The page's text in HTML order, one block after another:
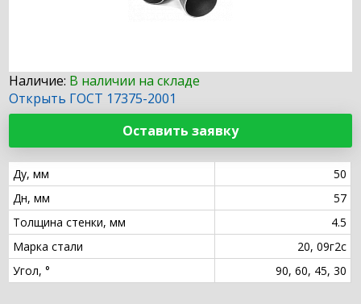
Наличие: В наличии на складе
Открыть ГОСТ 17375-2001
Оставить заявку
Ду, мм
50
Дн, мм
57
Толщина стенки, мм
4.5
Марка стали
20, 09г2с
Угол, °
90, 60, 45, 30